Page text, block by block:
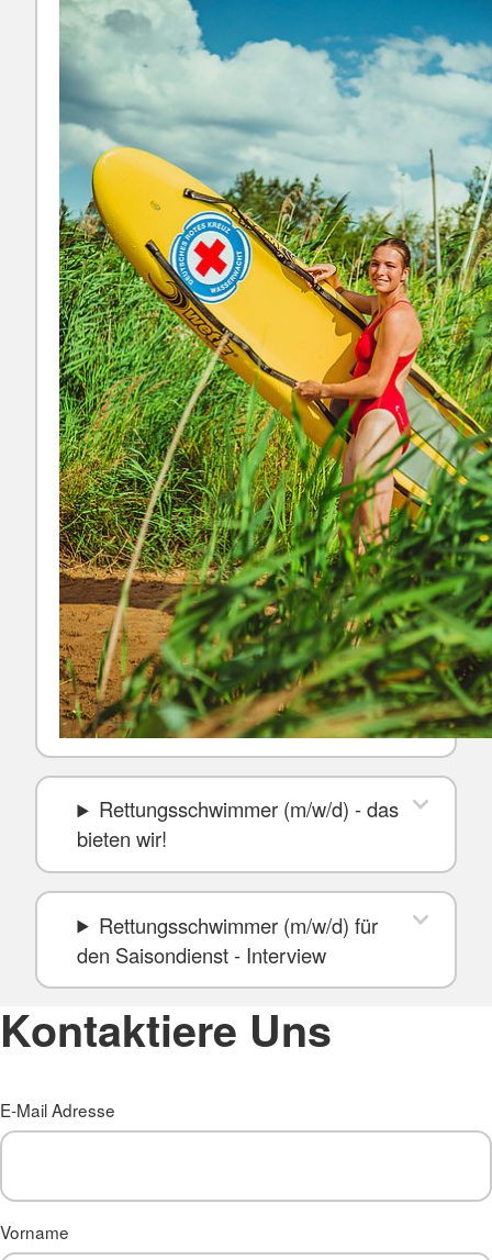
Rettungsschwimmer (m/w/d) - das
bieten wir!
Rettungsschwimmer (m/w/d) für
den Saisondienst - Interview
Kontaktiere Uns
E-Mail Adresse
Vorname